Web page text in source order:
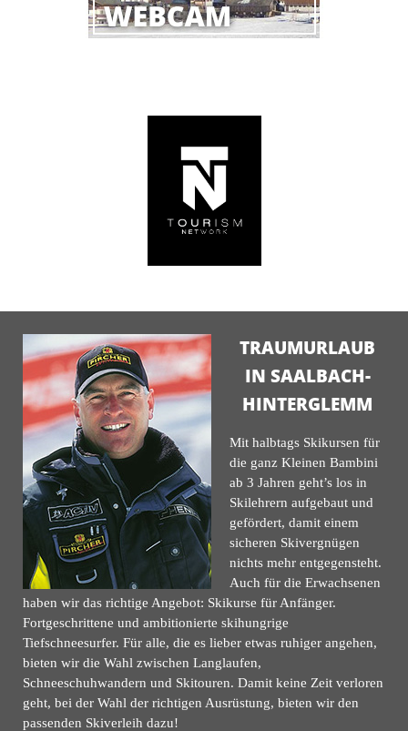
TRAUMURLAUB
IN SAALBACH-
HINTERGLEMM
Mit halbtags Skikursen für
die ganz Kleinen Bambini
ab 3 Jahren geht’s los in
Skilehrern aufgebaut und
gefördert, damit einem
sicheren Skivergnügen
nichts mehr entgegensteht.
Auch für die Erwachsenen
haben wir das richtige Angebot: Skikurse für Anfänger.
Fortgeschrittene und ambitionierte skihungrige
Tiefschneesurfer. Für alle, die es lieber etwas ruhiger angehen,
bieten wir die Wahl zwischen Langlaufen,
Schneeschuhwandern und Skitouren. Damit keine Zeit verloren
geht, bei der Wahl der richtigen Ausrüstung, bieten wir den
passenden Skiverleih dazu!